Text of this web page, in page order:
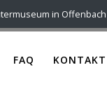
in Offenbach
FAQ KONTAKT